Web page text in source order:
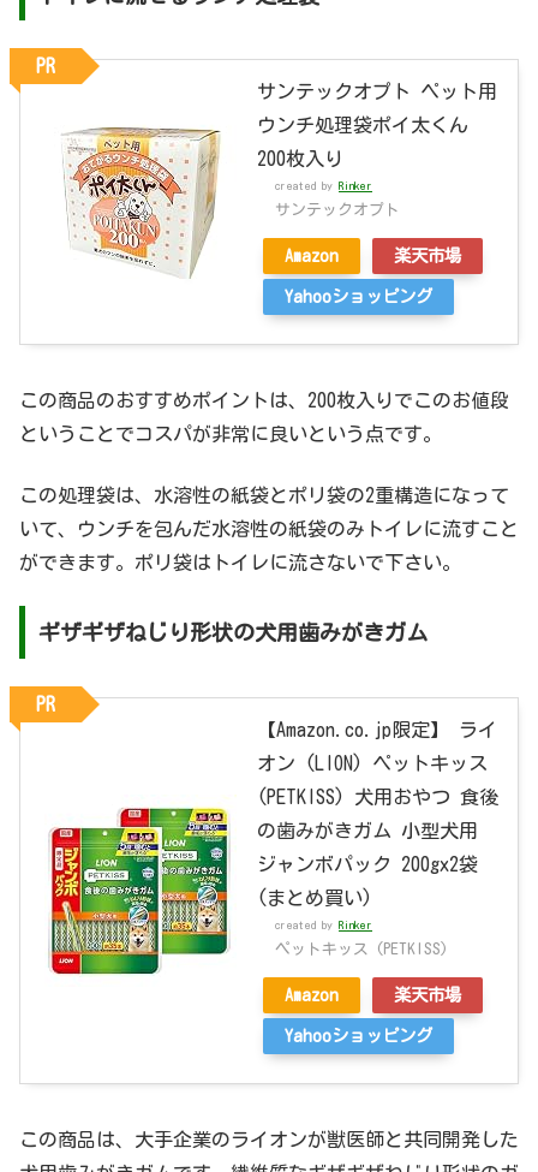
サンテックオプト ペット用
ウンチ処理袋ポイ太くん
200枚入り
created by Rinker
サンテックオプト
Amazon 楽天市場
Yahooショッピング
PR
この商品のおすすめポイントは、200枚入りでこのお値段
ということでコスパが非常に良いという点です。
この処理袋は、水溶性の紙袋とポリ袋の2重構造になって
いて、ウンチを包んだ水溶性の紙袋のみトイレに流すこと
ができます。ポリ袋はトイレに流さないで下さい。
ギザギザねじり形状の犬用歯みがきガム
【Amazon.co.jp限定】 ライ
オン (LION) ペットキッス
(PETKISS) 犬用おやつ 食後
の歯みがきガム 小型犬用
ジャンボパック 200gx2袋
(まとめ買い)
created by Rinker
ペットキッス (PETKISS)
Amazon 楽天市場
Yahooショッピング
PR
この商品は、大手企業のライオンが獣医師と共同開発した